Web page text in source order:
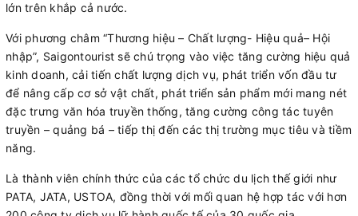
lớn trên khắp cả nước.
Với phương châm “Thương hiệu – Chất lượng- Hiệu quả– Hội
nhập”, Saigontourist sẽ chú trọng vào việc tăng cường hiệu quả
kinh doanh, cải tiến chất lượng dịch vụ, phát triển vốn đầu tư
để nâng cấp cơ sở vật chất, phát triển sản phẩm mới mang nét
đặc trưng văn hóa truyền thống, tăng cường công tác tuyên
truyền – quảng bá – tiếp thị đến các thị trường mục tiêu và tiềm
năng.
Là thành viên chính thức của các tổ chức du lịch thế giới như
PATA, JATA, USTOA, đồng thời với mối quan hệ hợp tác với hơn